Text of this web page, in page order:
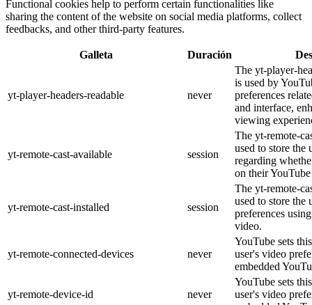
Functional cookies help to perform certain functionalities like
sharing the content of the website on social media platforms, collect
feedbacks, and other third-party features.
Galleta Duración
yt-player-headers-readable never
The yt-player-
is used by
preferences
and interface,
viewing
yt-remote-cast-available session
The yt-remote-
used to store the
regarding
on their
yt-remote-cast-installed session
The yt-remote-
used to store the
preferences
video.
yt-remote-connected-devices never
YouTube sets
user's video
embedded
yt-remote-device-id never
YouTube sets
user's video